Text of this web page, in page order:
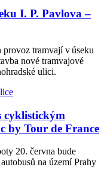
I. P. Pavlova –
provoz tramvají v úseku
nové tramvajové
ulici.
cyklistickým
by Tour de France
20. června bude
na území Prahy